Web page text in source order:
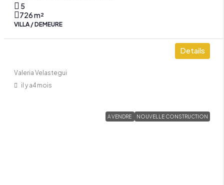
5
726m²
VILLA / DEMEURE
Details
Valeria Velastegui
il y a4 mois
A VENDRE NOUVELLE CONSTRUCTION